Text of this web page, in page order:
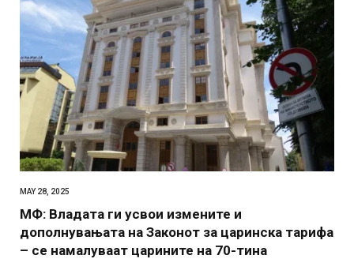
MAY 28, 2025
МФ: Владата ги усвои измените и
дополнувањата на Законот за царинска тарифа
– се намалуваат царините на 70-тина